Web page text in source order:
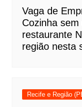
Vaga de
Cozinha
restaurante
região nesta
Recife e Região